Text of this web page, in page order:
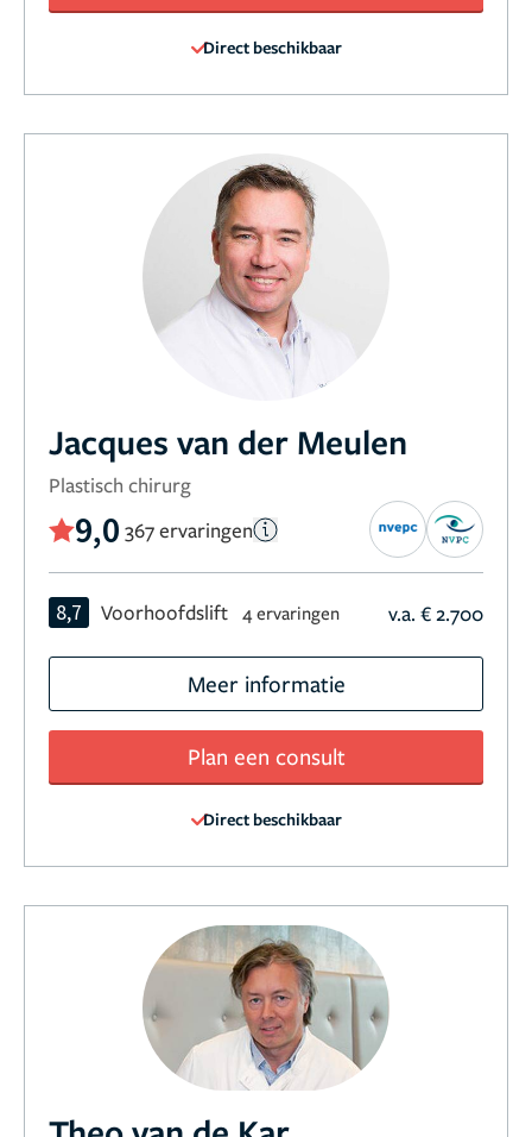
Direct beschikbaar
Jacques van der Meulen
Plastisch chirurg
9,0 367 ervaringen
8,7 Voorhoofdslift 4 ervaringen v.a. € 2.700
Meer informatie
Plan een consult
Direct beschikbaar